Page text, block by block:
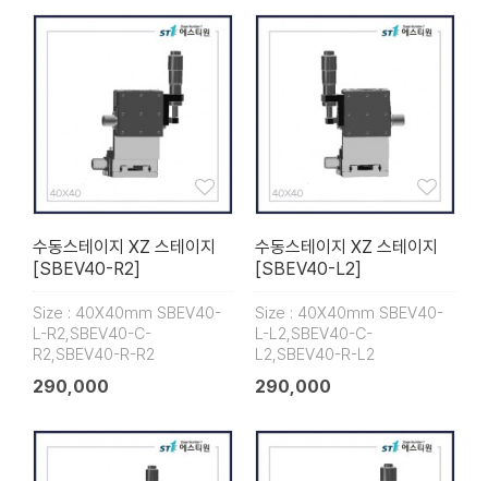
수동스테이지 XZ 스테이지
[SBEV40-R2]
Size : 40X40mm SBEV40-
L-R2,SBEV40-C-
R2,SBEV40-R-R2
290,000
수동스테이지 XZ 스테이지
[SBEV40-L2]
Size : 40X40mm SBEV40-
L-L2,SBEV40-C-
L2,SBEV40-R-L2
290,000